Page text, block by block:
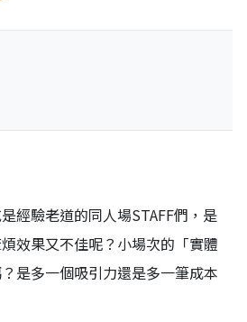
經驗老道的同人場STAFF們，是
效果又不佳呢？小場次的「實體
是多一個吸引力還是多一筆成本